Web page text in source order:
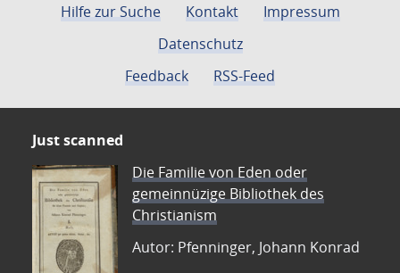
Hilfe zur Suche Kontakt
Impressum
Datenschutz
Feedback
RSS-Feed
Just scanned
Die Familie von Eden oder
gemeinnüzige Bibliothek des
Christianism
Autor: Pfenninger, Johann Konrad